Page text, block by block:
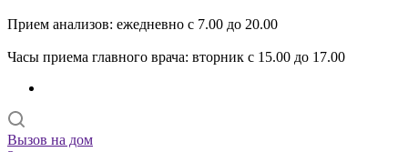
Прием анализов: ежедневно с 7.00 до 20.00
Часы приема главного врача: вторник с 15.00 до 17.00
Вызов на дом